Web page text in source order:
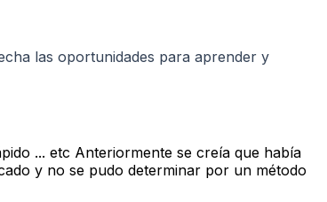
las oportunidades para aprender y
... etc Anteriormente se creía que había
y no se pudo determinar por un método